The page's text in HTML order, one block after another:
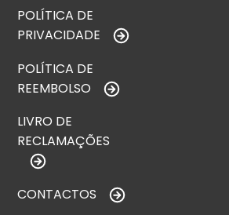
POLÍTICA DE
PRIVACIDADE
POLÍTICA DE
REEMBOLSO
LIVRO DE
RECLAMAÇÕES
CONTACTOS